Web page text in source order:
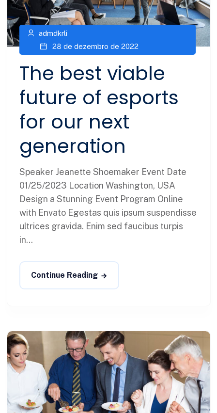
admdkrli
28 de dezembro de 2022
The best viable
future of esports
for our next
generation
Speaker Jeanette Shoemaker Event Date
01/25/2023 Location Washington, USA
Design a Stunning Event Program Online
with Envato Egestas quis ipsum suspendisse
ultrices gravida. Enim sed faucibus turpis
in...
Continue Reading